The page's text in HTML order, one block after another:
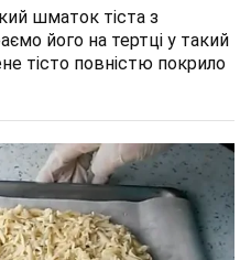
шматок тіста з
його на тертці у такий
тісто повністю покрило